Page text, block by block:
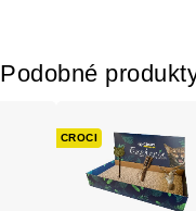
Podobné
CROCI